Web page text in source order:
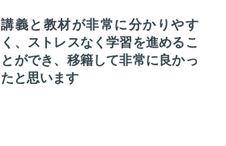
講義と教材が非常に分かりやす
く、ストレスなく学習を進めるこ
とができ、移籍して非常に良かっ
たと思います